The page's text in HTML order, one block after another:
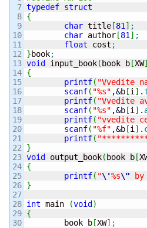
7
8
9
10
11
12
13
14
15
16
17
18
19
20
21
22
23
24
25
26
27
28
29
30
typedef struct
{
char title [81 ] ;
char author [81 ] ;
float cost ;
}book;
void
input_book( book b [XW]
{
printf( "Vvedite
scanf( "%s" ,&b [i ] .
printf( "Vvedite
scanf( "%s" ,&b [i ] .
printf( "vvedite
scanf( "%f" ,&b [i ] .
printf(
}
void
output_book( book b [
{
printf( "\'%s\" by
}
int main (void )
{
        book b
[XW] ;